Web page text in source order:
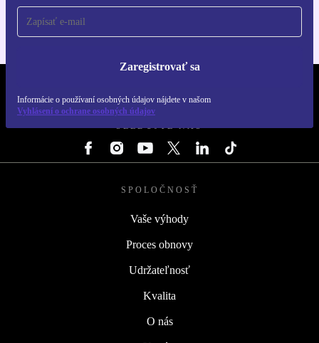
Zaregistrovať sa
Informácie o používaní osobných údajov nájdete v našom
Vyhlásení o ochrane osobných údajov
SLEDUJTE NÁS
SPOLOČNOSŤ
Vaše výhody
Proces obnovy
Udržateľnosť
Kvalita
O nás